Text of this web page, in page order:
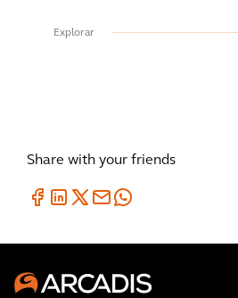
Explorar
Share with your friends